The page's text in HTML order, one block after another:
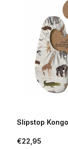
Slipstop Kongo
€22,95